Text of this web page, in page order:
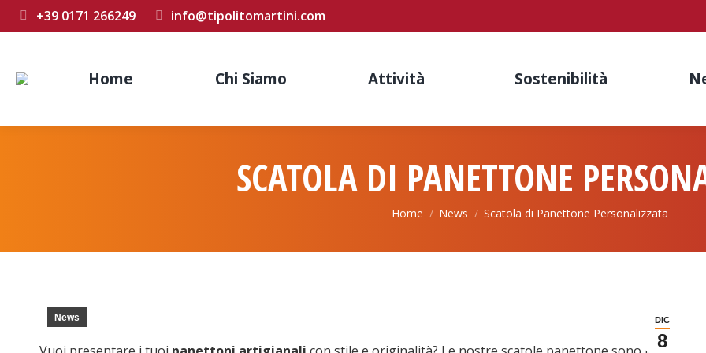
+39 0171 266249 info@tipolitomartini.com
Home Chi Siamo Attività Sostenibilità
SCATOLA DI PANETTONE
You are here:
Home News Scatola di Panettone Personalizzata
DIC
8
News